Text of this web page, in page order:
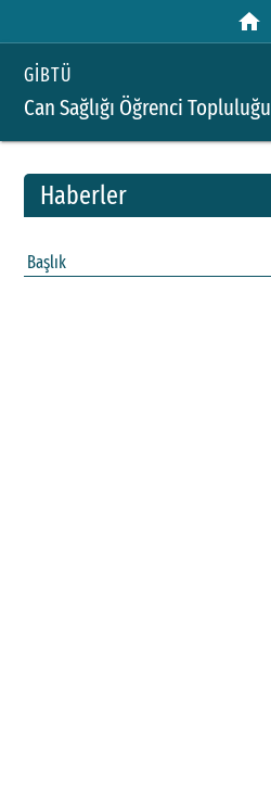
home
GİBTÜ
Can Sağlığı Öğrenci Topluluğu
Haberler
Başlık